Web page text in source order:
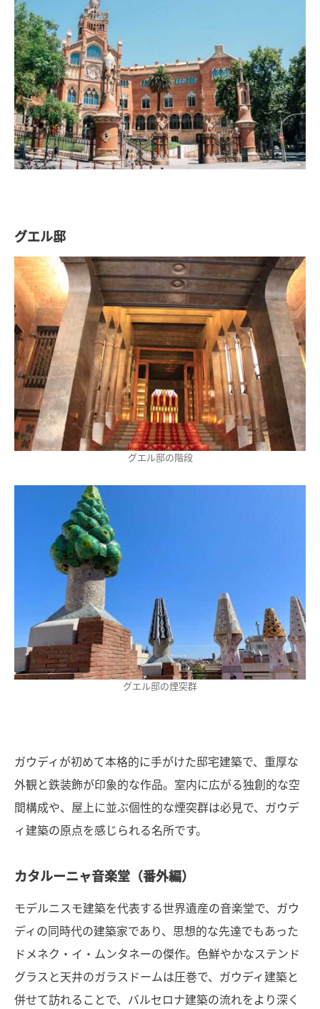
グエル邸
グエル邸の階段
グエル邸の煙突群
ガウディが初めて本格的に手がけた邸宅建築で、重厚な
外観と鉄装飾が印象的な作品。室内に広がる独創的な空
間構成や、屋上に並ぶ個性的な煙突群は必見で、ガウデ
ィ建築の原点を感じられる名所です。
カタルーニャ音楽堂（番外編）
モデルニスモ建築を代表する世界遺産の音楽堂で、ガウ
ディの同時代の建築家であり、思想的な先達でもあった
ドメネク・イ・ムンタネーの傑作。色鮮やかなステンド
グラスと天井のガラスドームは圧巻で、ガウディ建築と
併せて訪れることで、バルセロナ建築の流れをより深く